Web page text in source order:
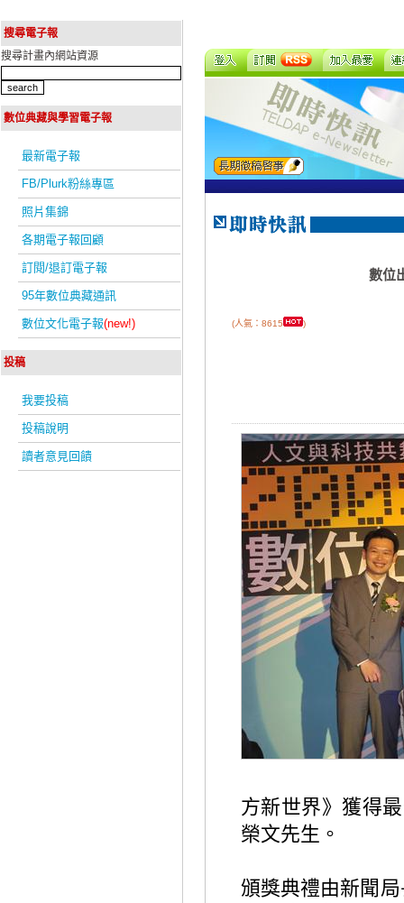
搜尋電子報
搜尋計畫內網站資源
數位典藏與學習電子報
最新電子報
FB/Plurk粉絲專區
照片集錦
各期電子報回顧
訂閱/退訂電子報
95年數位典藏通訊
數位文化電子報(new!)
投稿
我要投稿
投稿說明
讀者意見回饋
數位
(人氣：8615 )
方新世界》獲得
榮文先生。
頒獎典禮由新聞